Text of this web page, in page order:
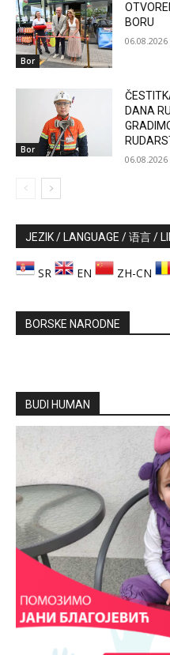
Bor
BORU
06.08.2026
Bor
DANA
06.08.2026
JEZIK / LANGUAGE / 语言 /
SR EN ZH-CN
BORSKE NARODNE
BUDI HUMAN